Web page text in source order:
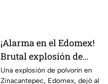
¡Alarma en el Edomex!
Brutal explosión de
polvorín en Santa
Una explosión de polvorín en
Zinacantepec, Edomex, dejó al